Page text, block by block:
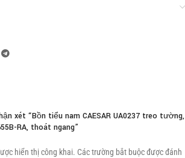
xét “Bồn tiểu nam CAESAR UA0237 treo tường,
RA, thoát ngang”
hiển thị công khai. Các trường bắt buộc được đánh